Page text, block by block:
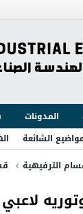
المدونات
الشائعة
الترفيهية
لاعبي